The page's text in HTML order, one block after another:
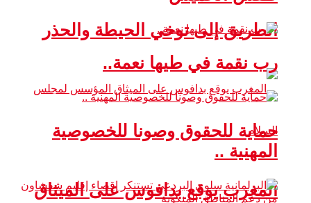
الطريق إلى توخي الحيطة والحذر
المغرب يوقع بدافوس على الميثاق
رب نقمة في طيها نعمة..
حماية للحقوق وصونا للخصوصية
المهنية ..